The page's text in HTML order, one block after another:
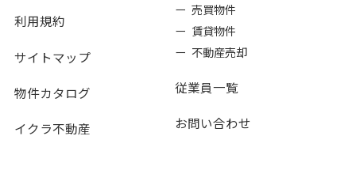
利用規約
サイトマップ
物件カタログ
イクラ不動産
ー 売買物件
ー 賃貸物件
ー 不動産売却
従業員一覧
お問い合わせ